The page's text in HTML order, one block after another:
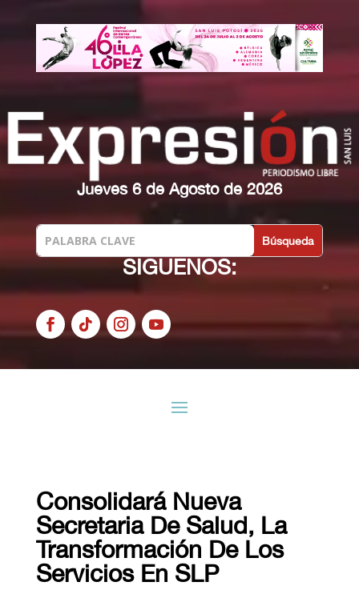
Jueves 6 de Agosto de 2026
SIGUENOS:
Consolidará Nueva
Secretaria De Salud, La
Transformación De Los
Servicios En SLP